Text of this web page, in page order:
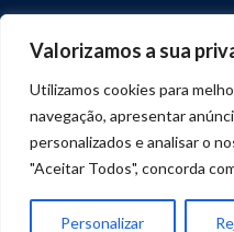
Valorizamos a sua
Utilizamos cookies para
navegação, apresentar
personalizados e analisar o
"Aceitar Todos", concorda
Personalizar